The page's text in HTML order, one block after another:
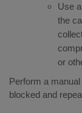
Use
the
or
Perform a
blocked and